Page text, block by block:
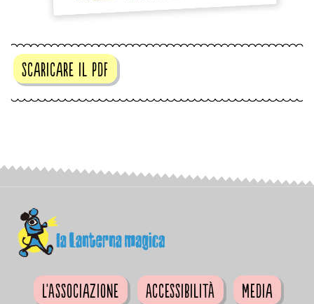
scaricare il pdf
L'Associazione Accessibilità
Media